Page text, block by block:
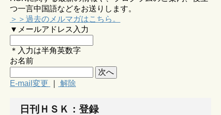
つ一言中国語などをお送りします。
＞＞過去のメルマガはこちら。
▼メールアドレス入力
＊入力は半角英数字
お名前
E-mail変更 解除
日刊ＨＳＫ：登録